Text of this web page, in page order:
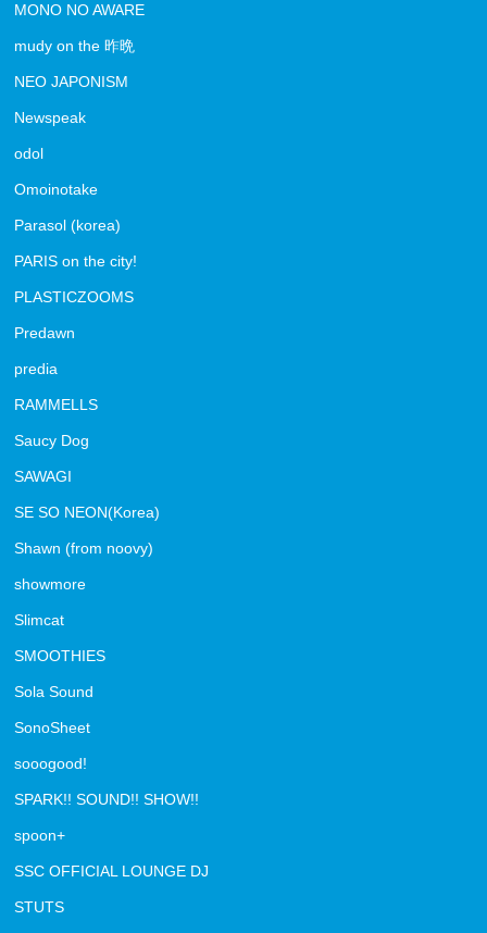
MONO NO AWARE
mudy on the 昨晩
NEO JAPONISM
Newspeak
odol
Omoinotake
Parasol (korea)
PARIS on the city!
PLASTICZOOMS
Predawn
predia
RAMMELLS
Saucy Dog
SAWAGI
SE SO NEON(Korea)
Shawn (from noovy)
showmore
Slimcat
SMOOTHIES
Sola Sound
SonoSheet
sooogood!
SPARK!! SOUND!! SHOW!!
spoon+
SSC OFFICIAL LOUNGE DJ
STUTS